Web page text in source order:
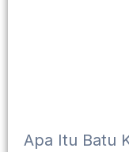
Apa Itu Batu